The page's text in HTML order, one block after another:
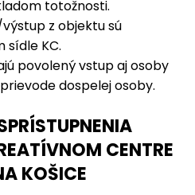
totožnosti.
z objektu sú
sídle KC.
povolený vstup aj osoby
dospelej osoby.
CENTRE
KOŠICE